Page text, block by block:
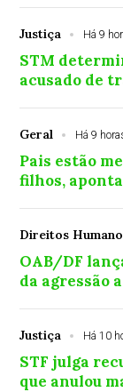
Justiça Há 9
STM
acusado de
Geral Há 9
Pais estão
filhos,
Direitos
OAB/DF
da agressão
Justiça Há 10
STF julga
que anulou